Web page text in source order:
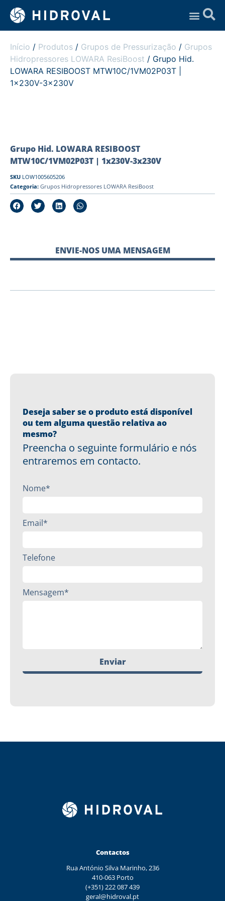
Início / Produtos / Grupos de Pressurização / Grupos
Hidropressores LOWARA ResiBoost / Grupo Hid.
LOWARA RESIBOOST MTW10C/1VM02P03T |
1x230V-3x230V
Grupo Hid. LOWARA RESIBOOST
MTW10C/1VM02P03T | 1x230V-3x230V
SKU LOW1005605206
Categoria: Grupos Hidropressores LOWARA ResiBoost
ENVIE-NOS UMA MENSAGEM
Deseja saber se o produto está disponível
ou tem alguma questão relativa ao
mesmo?
Preencha o seguinte formulário e nós
entraremos em contacto.
Nome*
Email*
Telefone
Mensagem*
Enviar
Contactos
Rua António Silva Marinho, 236
410-063 Porto
(+351) 222 087 439
geral@hidroval.pt